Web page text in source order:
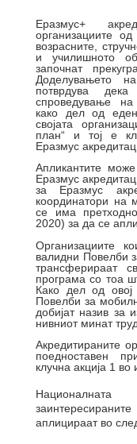
Еразмус+
организациите
возрасните,
и училишното
започнат
Доделувањето
потврдува
спроведување на
како дел од
својата
план“ и тој е
Еразмус
Апликантите
Еразмус
за Еразмус
координатори на
се има
2020) за да се
Oрганизациите
валидни Повелби
трансферираат
програма со тоа
Како дел од овој
Повелби за
добијат назив за
нивниот минат
Акредитираните
поедноставен
клучна акција 1
аплицираат во